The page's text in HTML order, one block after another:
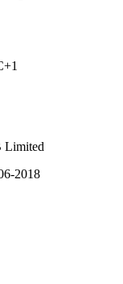
Limited
2018